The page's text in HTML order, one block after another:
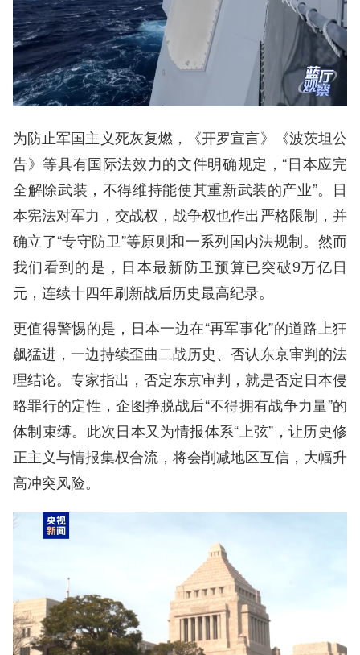
为防止军国主义死灰复燃，《开罗宣言》《波茨坦公
告》等具有国际法效力的文件明确规定，“日本应完
全解除武装，不得维持能使其重新武装的产业”。日
本宪法对军力，交战权，战争权也作出严格限制，并
确立了“专守防卫”等原则和一系列国内法规制。然而
我们看到的是，日本最新防卫预算已突破9万亿日
元，连续十四年刷新战后历史最高纪录。
更值得警惕的是，日本一边在“再军事化”的道路上狂
飙猛进，一边持续歪曲二战历史、否认东京审判的法
理结论。专家指出，否定东京审判，就是否定日本侵
略罪行的定性，企图挣脱战后“不得拥有战争力量”的
体制束缚。此次日本又为情报体系“上弦”，让历史修
正主义与情报集权合流，将会削减地区互信，大幅升
高冲突风险。